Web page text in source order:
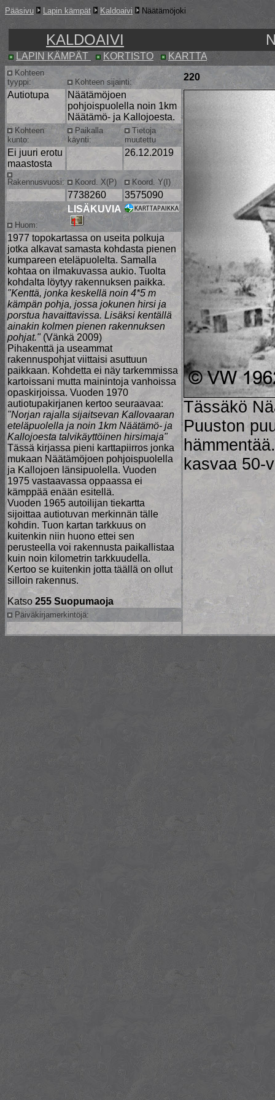
Pääsivu Lapin kämpät Kaldoaivi Näätämöjoki
KALDOAIVI
LAPIN KÄMPÄT KORTISTO KARTTA
Kohteen
tyyppi:
Kohteen sijainti:
220
Autiotupa
Näätämöjoen
pohjoispuolella noin 1km
Näätämö- ja Kallojoesta.
Tässäkö
Puuston
kasvaa 50-
Kohteen
kunto:
Paikalla
käynti:
Tietoja
muutettu
Ei juuri erotu
maastosta
26.12.2019
Rakennusvuosi: Koord. X(P) Koord. Y(I)
7738260 3575090
Huom:
LISÄKUVIA
1977 topokartassa on useita polkuja
jotka alkavat samasta kohdasta pienen
kumpareen eteläpuolelta. Samalla
kohtaa on ilmakuvassa aukio. Tuolta
kohdalta löytyy rakennuksen paikka.
"Kenttä, jonka keskellä noin 4*5 m
kämpän pohja, jossa jokunen hirsi ja
porstua havaittavissa. Lisäksi kentällä
ainakin kolmen pienen rakennuksen
pohjat."(Vänkä 2009)
Pihakenttä ja useammat
rakennuspohjat viittaisi asuttuun
paikkaan. Kohdetta ei näy tarkemmissa
kartoissani mutta mainintoja vanhoissa
opaskirjoissa. Vuoden 1970
autiotupakirjanen kertoo seuraavaa:
"Norjan rajalla sijaitsevan Kallovaaran
eteläpuolella ja noin 1km Näätämö- ja
Kallojoesta talvikäyttöinen hirsimaja"
Tässä kirjassa pieni karttapiirros jonka
mukaan Näätämöjoen pohjoispuolella
ja Kallojoen länsipuolella. Vuoden
1975 vastaavassa oppaassa ei
kämppää enään esitellä.
Vuoden 1965 autoilijan tiekartta
sijoittaa autiotuvan merkinnän tälle
kohdin. Tuon kartan tarkkuus on
kuitenkin niin huono ettei sen
perusteella voi rakennusta paikallistaa
kuin noin kilometrin tarkkuudella.
Kertoo se kuitenkin jotta täällä on ollut
silloin rakennus.
Katso 255 Suopumaoja
Päiväkirjamerkintöjä: